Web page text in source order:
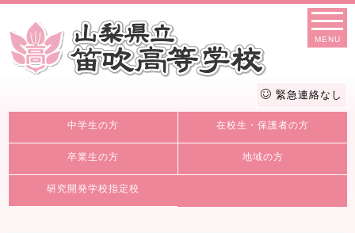
MENU
緊急連絡なし
中学生の方 在校生・保護者の方
卒業生の方 地域の方
研究開発学校指定校